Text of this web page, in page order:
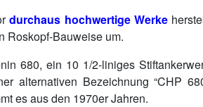
durchaus hochwertige Werke
Roskopf-Bauweise um.
680, ein 10 1/2-liniges
alternativen Bezeichnung “CHP
es aus den 1970er Jahren.